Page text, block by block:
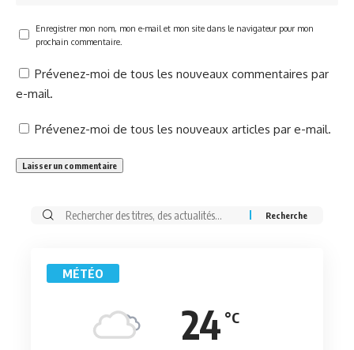
Enregistrer mon nom, mon e-mail et mon site dans le navigateur pour mon
prochain commentaire.
Prévenez-moi de tous les nouveaux commentaires par
e-mail.
Prévenez-moi de tous les nouveaux articles par e-mail.
Rechercher:
MÉTÉO
24 °C